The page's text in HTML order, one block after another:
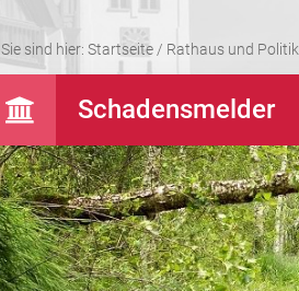
Sie sind hier: Startseite/ Rathaus und Politik
Schadensmelder